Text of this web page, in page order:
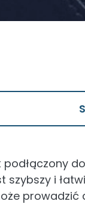
szybszy i
prowadzić